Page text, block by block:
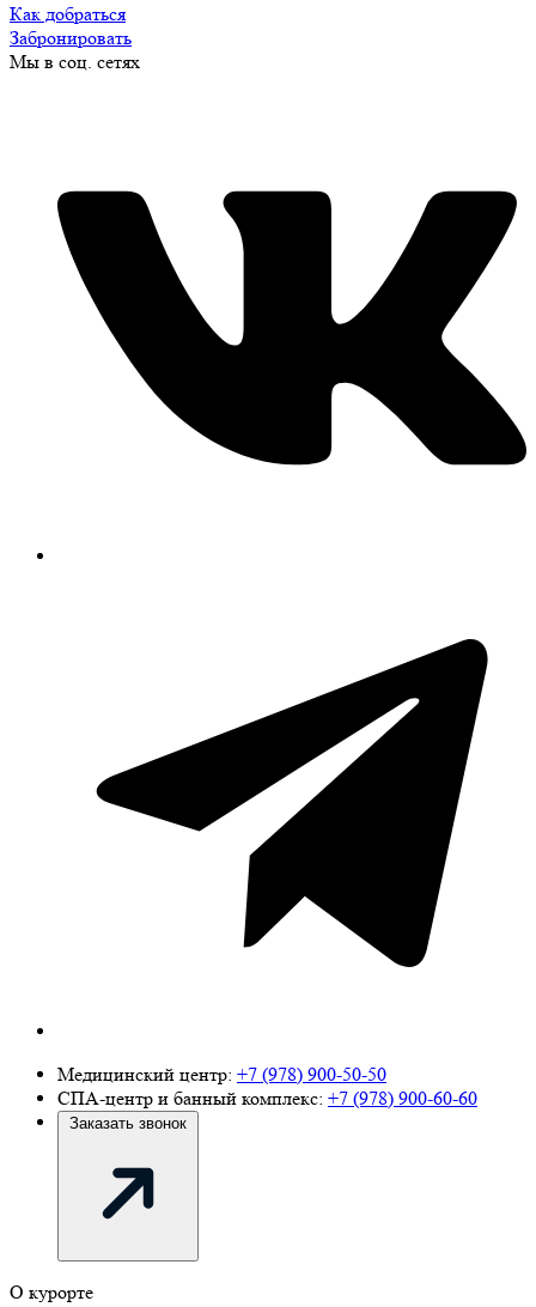
Как добраться
Забронировать
Мы в соц. сетях
Медицинский центр: +7 (978) 900-50-50
СПА-центр и банный комплекс: +7 (978) 900-60-60
Заказать звонок
О курорте